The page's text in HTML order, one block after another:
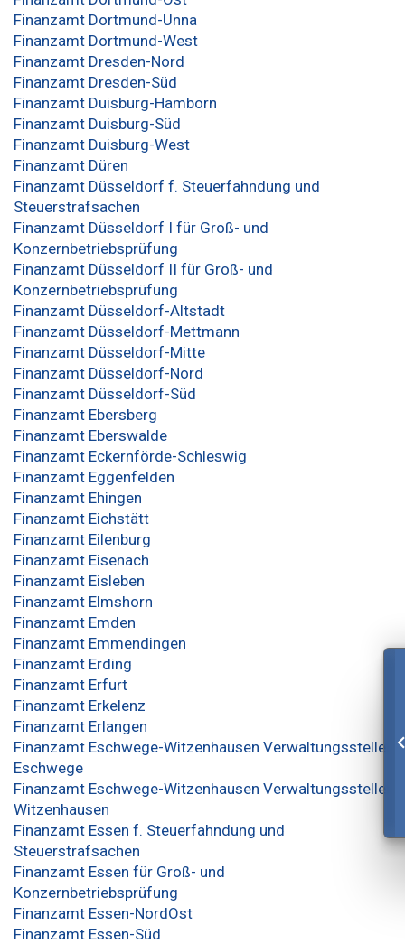
Finanzamt Dortmund-Unna
Finanzamt Dortmund-West
Finanzamt Dresden-Nord
Finanzamt Dresden-Süd
Finanzamt Duisburg-Hamborn
Finanzamt Duisburg-Süd
Finanzamt Duisburg-West
Finanzamt Düren
Finanzamt Düsseldorf f. Steuerfahndung und
Steuerstrafsachen
Finanzamt Düsseldorf I für Groß- und
Konzernbetriebsprüfung
Finanzamt Düsseldorf II für Groß- und
Konzernbetriebsprüfung
Finanzamt Düsseldorf-Altstadt
Finanzamt Düsseldorf-Mettmann
Finanzamt Düsseldorf-Mitte
Finanzamt Düsseldorf-Nord
Finanzamt Düsseldorf-Süd
Finanzamt Ebersberg
Finanzamt Eberswalde
Finanzamt Eckernförde-Schleswig
Finanzamt Eggenfelden
Finanzamt Ehingen
Finanzamt Eichstätt
Finanzamt Eilenburg
Finanzamt Eisenach
Finanzamt Eisleben
Finanzamt Elmshorn
Finanzamt Emden
Finanzamt Emmendingen
Finanzamt Erding
Finanzamt Erfurt
Finanzamt Erkelenz
Finanzamt Erlangen
Finanzamt Eschwege-Witzenhausen Verwaltungsstelle
Eschwege
Finanzamt Eschwege-Witzenhausen Verwaltungsstelle
Witzenhausen
Finanzamt Essen f. Steuerfahndung und
Steuerstrafsachen
Finanzamt Essen für Groß- und
Konzernbetriebsprüfung
Finanzamt Essen-NordOst
Finanzamt Essen-Süd